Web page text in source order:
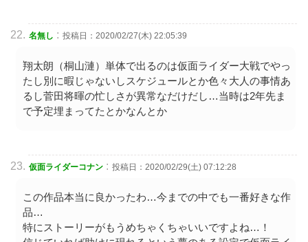
名無し : 投稿日：2020/02/27(木) 22:05:39
翔太朗（桐山漣）単体で出るのは仮面ライダー大戦でやっ
たし別に暇じゃないしスケジュールとか色々大人の事情あ
るし菅田将暉の忙しさが異常なだけだし…当時は2年先ま
で予定埋まってたとかなんとか
仮面ライダーコナン : 投稿日：2020/02/29(土) 07:12:28
この作品本当に良かったわ…今までの中でも一番好きな作
品…
特にストーリーがもうめちゃくちゃいいですよね…！